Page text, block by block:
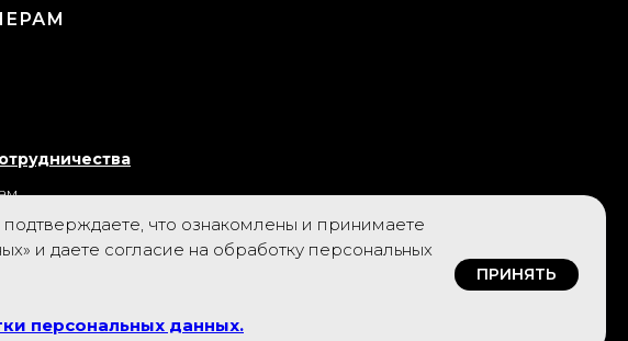
что ознакомлены и принимаете
и даете согласие на обработку персональных
персональных данных.
ПРИНЯТЬ